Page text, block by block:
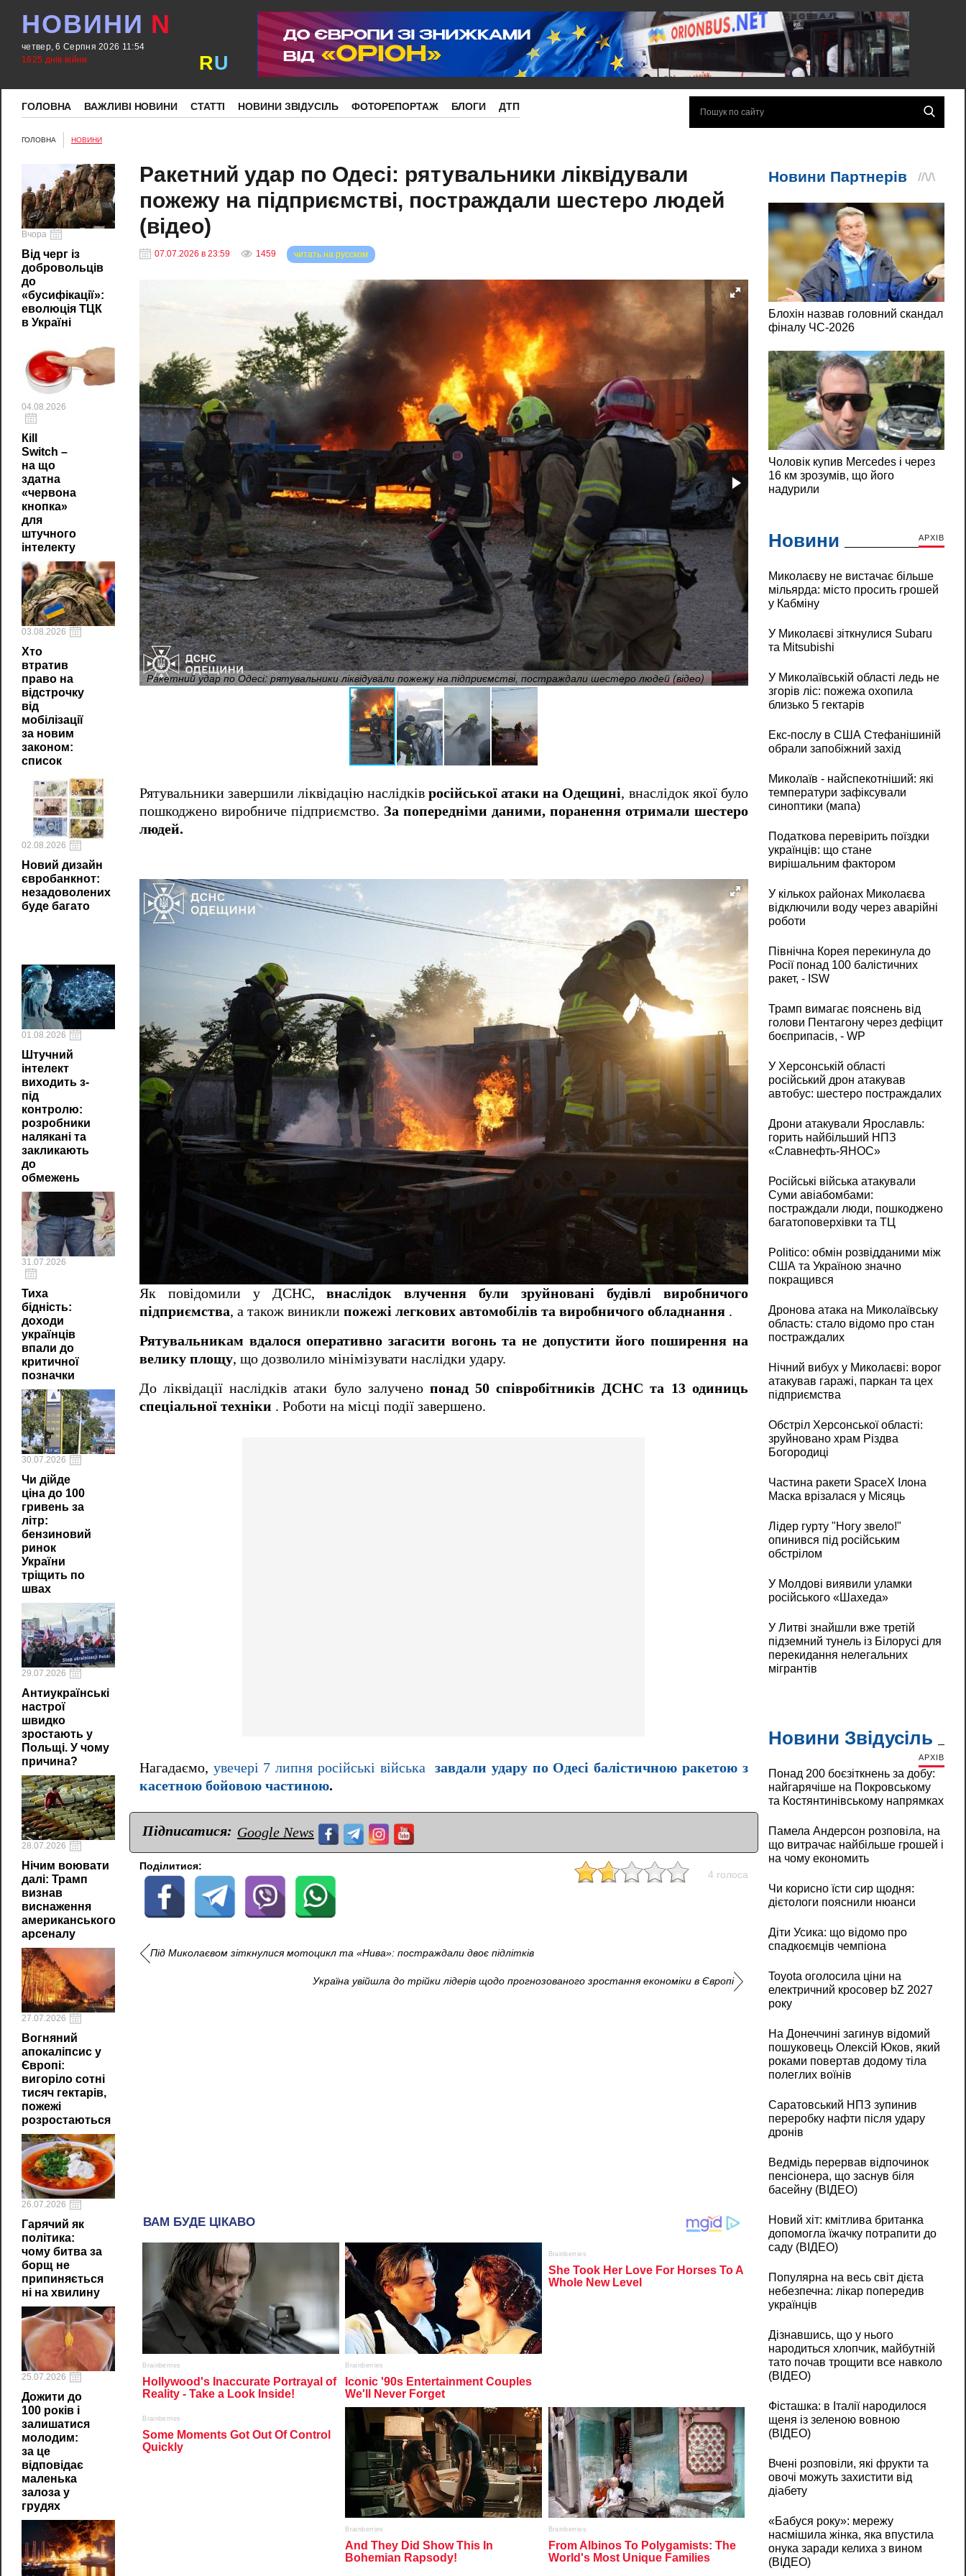
НОВИНИ N
четвер, 6 Серпня 2026 11:54
1625 днів війни
RU
ГОЛОВНА ВАЖЛИВІ НОВИНИ СТАТТІ НОВИНИ ЗВІДУСІЛЬ ФОТОРЕПОРТАЖ БЛОГИ ДТП
ГОЛОВНА НОВИНИ
Вчора
Від черг із
добровольців
до
«бусифікації»:
еволюція ТЦК
в Україні
04.08.2026
Кill
Switch –
на що
здатна
«червона
кнопка»
для
штучного
інтелекту
03.08.2026
Хто
втратив
право на
відстрочку
від
мобілізації
за новим
законом:
список
02.08.2026
Новий дизайн
євробанкнот:
незадоволених
буде багато
01.08.2026
Штучний
інтелект
виходить з-
під
контролю:
розробники
налякані та
закликають
до
обмежень
31.07.2026
Тиха
бідність:
доходи
українців
впали до
критичної
позначки
30.07.2026
Чи дійде
ціна до 100
гривень за
літр:
бензиновий
ринок
України
тріщить по
швах
29.07.2026
Антиукраїнські
настрої
швидко
зростають у
Польщі. У чому
причина?
28.07.2026
Нічим воювати
далі: Трамп
визнав
виснаження
американського
арсеналу
27.07.2026
Вогняний
апокаліпсис у
Європі:
вигоріло сотні
тисяч гектарів,
пожежі
розростаються
26.07.2026
Гарячий як
політика:
чому битва за
борщ не
припиняється
ні на хвилину
25.07.2026
Дожити до
100 років і
залишатися
молодим:
за це
відповідає
маленька
залоза у
грудях
Ракетний удар по Одесі: рятувальники ліквідували
пожежу на підприємстві, постраждали шестеро людей
(відео)
07.07.2026 в 23:59 1459 читать на русском
Ракетний удар по Одесі: рятувальники ліквідували пожежу на підприємстві, постраждали шестеро людей (відео) Ракетний удар по Одесі: рятувальники
Рятувальники завершили ліквідацію наслідківросійської атаки на Одещині, внаслідок якої було
пошкоджено виробниче підприємство. За попередніми даними, поранення отримали шестеро
людей.
Як повідомили у ДСНС,внаслідок влучення були зруйновані будівлі виробничого
підприємства, а також виникли пожежі легкових автомобілів та виробничого обладнання .
Рятувальникам вдалося оперативно загасити вогонь та не допустити його поширення на
велику площу, що дозволило мінімізувати наслідки удару.
До ліквідації наслідків атаки було залучено понад 50 співробітників ДСНС та 13 одиниць
спеціальної техніки . Роботи на місці події завершено.
Нагадаємо, увечері 7 липня російські військазавдали удару по Одесі балістичною ракетою з
касетною бойовою частиною.
Підписатися: Google News
Поділитися:
4 голоса
Під Миколаєвом зіткнулися мотоцикл та «Нива»: постраждали двоє підлітків
Україна увійшла до трійки лідерів щодо прогнозованого зростання економіки в Європі
Новини АРХІВ
Миколаєву не вистачає більше
мільярда: місто просить грошей
у Кабміну
У Миколаєві зіткнулися Subaru
та Mitsubishi
У Миколаївській області ледь не
згорів ліс: пожежа охопила
близько 5 гектарів
Екс-послу в США Стефанішиній
обрали запобіжний захід
Миколаїв - найспекотніший: які
температури зафіксували
синоптики (мапа)
Податкова перевірить поїздки
українців: що стане
вирішальним фактором
У кількох районах Миколаєва
відключили воду через аварійні
роботи
Північна Корея перекинула до
Росії понад 100 балістичних
ракет, - ISW
Трамп вимагає пояснень від
голови Пентагону через дефіцит
боєприпасів, - WP
У Херсонській області
російський дрон атакував
автобус: шестеро постраждалих
Дрони атакували Ярославль:
горить найбільший НПЗ
«Славнефть-ЯНОС»
Російські війська атакували
Суми авіабомбами:
постраждали люди, пошкоджено
багатоповерхівки та ТЦ
Politico: обмін розвідданими між
США та Україною значно
покращився
Дронова атака на Миколаївську
область: стало відомо про стан
постраждалих
Нічний вибух у Миколаєві: ворог
атакував гаражі, паркан та цех
підприємства
Обстріл Херсонської області:
зруйновано храм Різдва
Богородиці
Частина ракети SpaceX Ілона
Маска врізалася у Місяць
Лідер гурту "Ногу звело!"
опинився під російським
обстрілом
У Молдові виявили уламки
російського «Шахеда»
У Литві знайшли вже третій
підземний тунель із Білорусі для
перекидання нелегальних
мігрантів
Новини Звідусіль
АРХІВ
Понад 200 боєзіткнень за добу:
найгарячіше на Покровському
та Костянтинівському напрямках
Памела Андерсон розповіла, на
що витрачає найбільше грошей і
на чому економить
Чи корисно їсти сир щодня:
дієтологи пояснили нюанси
Діти Усика: що відомо про
спадкоємців чемпіона
Toyota оголосила ціни на
електричний кросовер bZ 2027
року
На Донеччині загинув відомий
пошуковець Олексій Юков, який
роками повертав додому тіла
полеглих воїнів
Саратовський НПЗ зупинив
переробку нафти після удару
дронів
Ведмідь перервав відпочинок
пенсіонера, що заснув біля
басейну (ВІДЕО)
Новий хіт: кмітлива британка
допомогла їжачку потрапити до
саду (ВІДЕО)
Популярна на весь світ дієта
небезпечна: лікар попередив
українців
Дізнавшись, що у нього
народиться хлопчик, майбутній
тато почав трощити все навколо
(ВІДЕО)
Фісташка: в Італії народилося
щеня із зеленою вовною
(ВІДЕО)
Вчені розповіли, які фрукти та
овочі можуть захистити від
діабету
«Бабуся року»: мережу
насмішила жінка, яка впустила
онука заради келиха з вином
(ВІДЕО)